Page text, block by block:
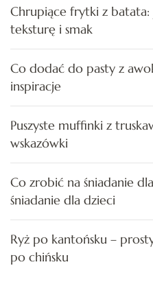
Chrupiące frytki z batata:
teksturę i smak
Co dodać do pasty z
inspiracje
Puszyste muffinki z
wskazówki
Co zrobić na śniadanie
śniadanie dla dzieci
Ryż po kantońsku –
po chińsku